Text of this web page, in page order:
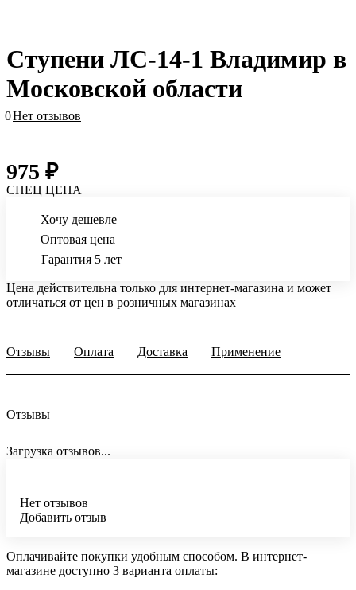
Ступени ЛС-14-1 Владимир в
Московской области
0Нет отзывов
975 ₽
СПЕЦ ЦЕНА
Хочу дешевле
Оптовая цена
Гарантия 5 лет
Цена действительна только для интернет-магазина и может
отличаться от цен в розничных магазинах
Отзывы Оплата Доставка Применение
Отзывы
Загрузка отзывов...
Нет отзывов
Добавить отзыв
Оплачивайте покупки удобным способом. В интернет-
магазине доступно 3 варианта оплаты: